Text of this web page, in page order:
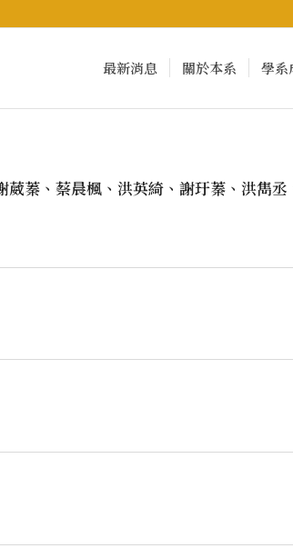
最新消息 關於本系 學系
蓁、蔡晨楓、洪英綺、謝玗蓁、洪雋